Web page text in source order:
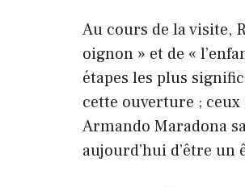
Au cours de la visite,
oignon » et de «
étapes les plus
cette ouverture ;
Armando Maradona
aujourd’hui d’être